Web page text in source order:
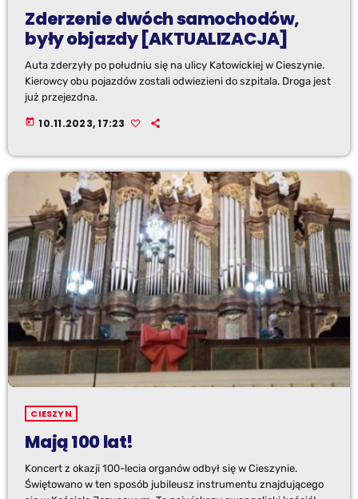
Zderzenie dwóch samochodów,
były objazdy [AKTUALIZACJA]
Auta zderzyły po południu się na ulicy Katowickiej w Cieszynie.
Kierowcy obu pojazdów zostali odwiezieni do szpitala. Droga jest
już przejezdna.
today 10.11.2023, 17:23
CIESZYN
Mają 100 lat!
Koncert z okazji 100-lecia organów odbył się w Cieszynie.
Świętowano w ten sposób jubileusz instrumentu znajdującego